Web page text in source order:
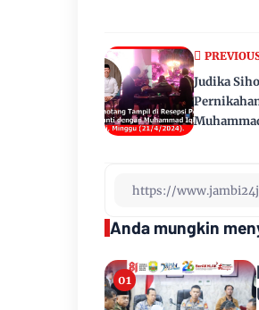
Judika
Anda mungkin